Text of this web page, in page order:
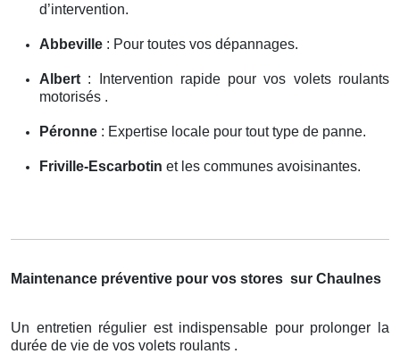
d’intervention.
Abbeville : Pour toutes vos dépannages.
Albert : Intervention rapide pour vos volets roulants
motorisés .
Péronne : Expertise locale pour tout type de panne.
Friville-Escarbotin et les communes avoisinantes.
Maintenance préventive pour vos stores sur Chaulnes
Un entretien régulier est indispensable pour prolonger la
durée de vie de vos volets roulants .